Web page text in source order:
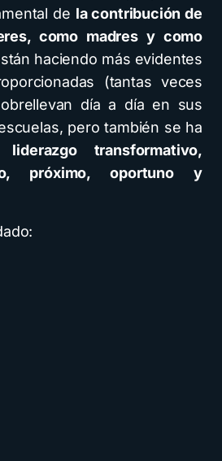
de la contribución de
como madres y como
haciendo más evidentes
(tantas veces
día a día en sus
pero también se ha
liderazgo transformativo,
próximo, oportuno y